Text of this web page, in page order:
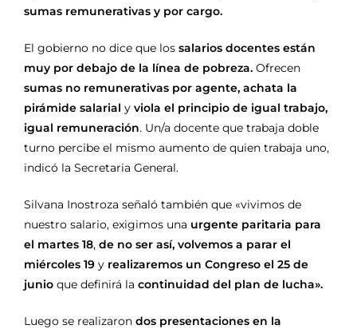
sumas remunerativas y por cargo.
El gobierno no dice que los salarios docentes están
muy por debajo de la línea de pobreza. Ofrecen
sumas no remunerativas por agente, achata la
pirámide salarial y viola el principio de igual trabajo,
igual remuneración. Un/a docente que trabaja doble
turno percibe el mismo aumento de quien trabaja uno,
indicó la Secretaria General.
Silvana Inostroza señaló también que «vivimos de
nuestro salario, exigimos una urgente paritaria para
el martes 18, de no ser así, volvemos a parar el
miércoles 19 y realizaremos un Congreso el 25 de
junio que definirá la continuidad del plan de lucha».
Luego se realizaron dos presentaciones en la